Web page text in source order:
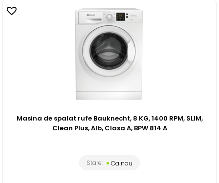
Masina de spalat rufe Bauknecht, 8 KG, 1400 RPM, SLIM,
Clean Plus, Alb, Clasa A, BPW 814 A
Stare: Ca nou